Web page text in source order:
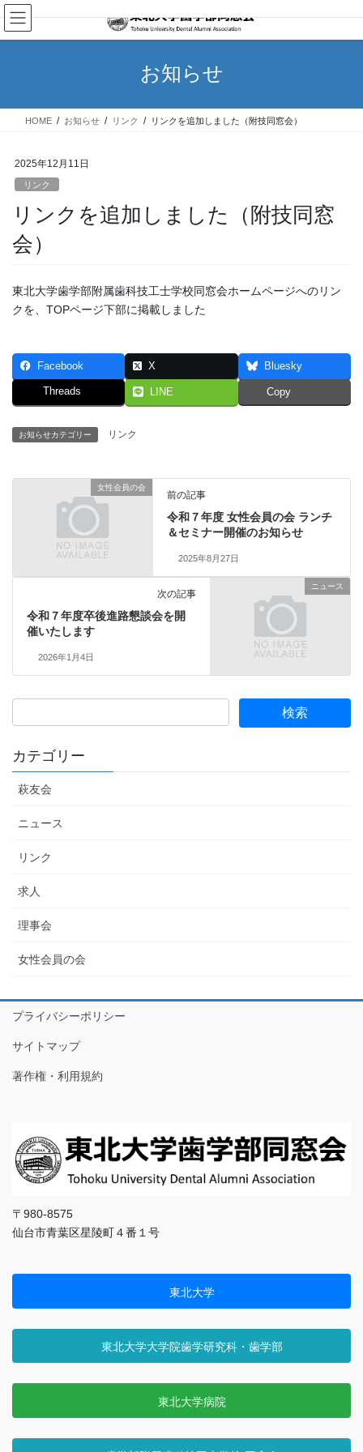
コ
ン
テ
ス
ナ
ビ
ゲ
ン
お知らせ
HOME お知らせ リンク リンクを追加しました（附技同窓会）
2025年12月11日
リンク
リンクを追加しました（附技同窓
会）
東北大学歯学部附属歯科技工士学校同窓会ホームページへのリン
クを、TOPページ下部に掲載しました
Facebook X Bluesky
Threads LINE Copy
お知らせカテゴリー リンク
女性会員の会
前の記事
令和７年度 女性会員の会 ランチ
＆セミナー開催のお知らせ
2025年8月27日
ニュース
次の記事
令和７年度卒後進路懇談会を開
催いたします
2026年1月4日
カテゴリー
萩友会
ニュース
リンク
求人
理事会
女性会員の会
プライバシーポリシー
サイトマップ
著作権・利用規約
〒980-8575
仙台市青葉区星陵町４番１号
東北大学
東北大学大学院歯学研究科・歯学部
東北大学病院